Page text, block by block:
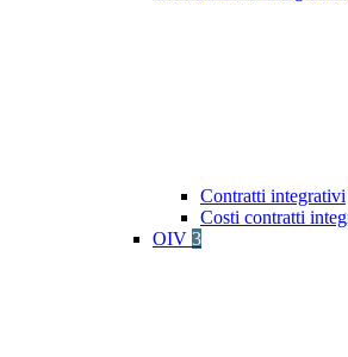
Contratti integrativi
Costi contratti
OIV 3